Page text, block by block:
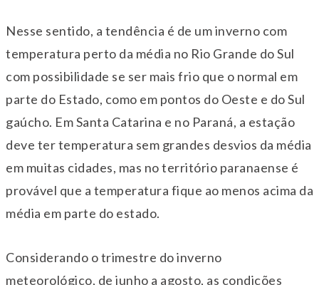
Nesse sentido, a tendência é de um inverno com
temperatura perto da média no Rio Grande do Sul
com possibilidade se ser mais frio que o normal em
parte do Estado, como em pontos do Oeste e do Sul
gaúcho. Em Santa Catarina e no Paraná, a estação
deve ter temperatura sem grandes desvios da média
em muitas cidades, mas no território paranaense é
provável que a temperatura fique ao menos acima da
média em parte do estado.
Considerando o trimestre do inverno
meteorológico, de junho a agosto, as condições